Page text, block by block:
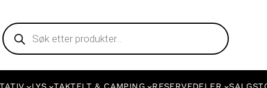
Products
search